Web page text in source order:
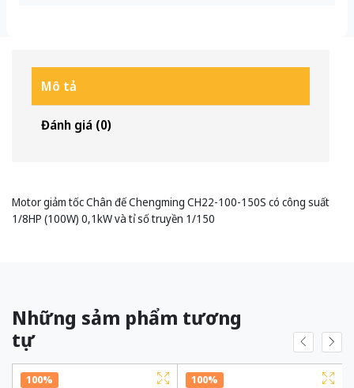
Mô tả
Đánh giá (0)
Motor giảm tốc Chân đế Chengming CH22-100-150S có công suất
1/8HP (100W) 0,1kW và tỉ số truyền 1/150
Những sảm phẩm tương
tự
100% 100%